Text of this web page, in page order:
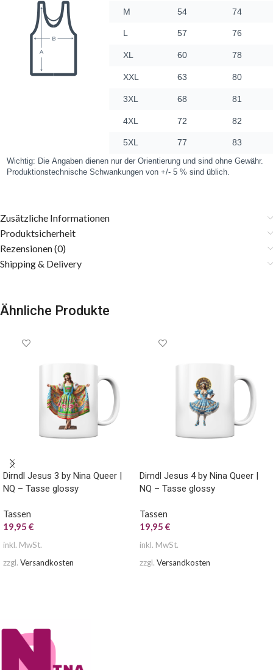
Zusätzliche Informationen
Produktsicherheit
Rezensionen (0)
Shipping & Delivery
Ähnliche Produkte
Dirndl Jesus 3 by Nina Queer |
NQ – Tasse glossy
Tassen
19,95 €
inkl. MwSt.
zzgl. Versandkosten
Dirndl Jesus 4 by Nina Queer |
NQ – Tasse glossy
Tassen
19,95 €
inkl. MwSt.
zzgl. Versandkosten